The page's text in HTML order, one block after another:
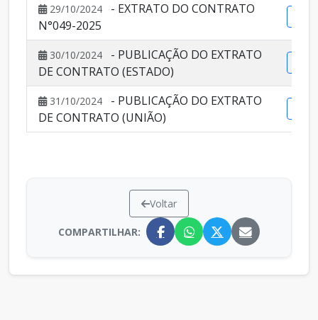
29/10/2024
- EXTRATO DO CONTRATO
N°049-2025
30/10/2024
- PUBLICAÇÃO DO EXTRATO
DE CONTRATO (ESTADO)
31/10/2024
- PUBLICAÇÃO DO EXTRATO
DE CONTRATO (UNIÃO)
Voltar
COMPARTILHAR: